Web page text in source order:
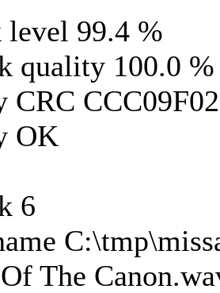
level 99.4 %
quality 100.0 %
CRC CCC09F02
OK
6
The